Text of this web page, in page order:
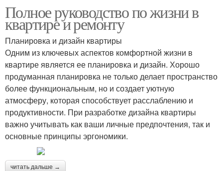
Полное руководство по жизни в
квартире и ремонту
Планировка и дизайн квартиры
Одним из ключевых аспектов комфортной жизни в
квартире является ее планировка и дизайн. Хорошо
продуманная планировка не только делает пространство
более функциональным, но и создает уютную
атмосферу, которая способствует расслаблению и
продуктивности. При разработке дизайна квартиры
важно учитывать как ваши личные предпочтения, так и
основные принципы эргономики.
читать дальше →